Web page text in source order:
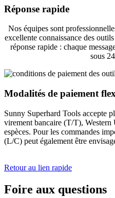
Réponse rapide
Nos équipes sont
excellente connaissance des
réponse rapide : chaque
sous
Modalités de paiement
Sunny Superhard Tools accepte
virement bancaire (T/T), Western
espèces. Pour les commandes
(L/C) peut également être
Retour au lien rapide
Foire aux questions